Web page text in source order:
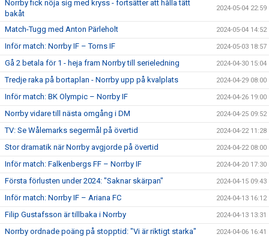
Norrby fick nöja sig med kryss - fortsätter att hålla tätt
bakåt
2024-05-04 22:59
Match-Tugg med Anton Pärleholt 2024-05-04 14:52
Inför match: Norrby IF – Torns IF 2024-05-03 18:57
Gå 2 betala för 1 - heja fram Norrby till serieledning 2024-04-30 15:04
Tredje raka på bortaplan - Norrby upp på kvalplats 2024-04-29 08:00
Inför match: BK Olympic – Norrby IF 2024-04-26 19:00
Norrby vidare till nästa omgång i DM 2024-04-25 09:52
TV: Se Wålemarks segermål på övertid 2024-04-22 11:28
Stor dramatik när Norrby avgjorde på övertid 2024-04-22 08:00
Inför match: Falkenbergs FF – Norrby IF 2024-04-20 17:30
Första förlusten under 2024: "Saknar skärpan" 2024-04-15 09:43
Inför match: Norrby IF – Ariana FC 2024-04-13 16:12
Filip Gustafsson är tillbaka i Norrby 2024-04-13 13:31
Norrby ordnade poäng på stopptid: "Vi är riktigt starka" 2024-04-06 16:41